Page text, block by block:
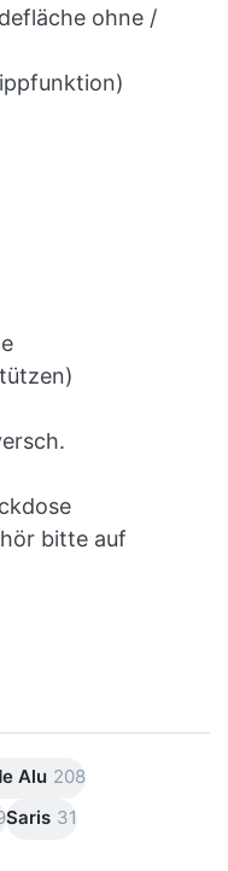
ohne /
bitte auf
Alu 208
Saris 31